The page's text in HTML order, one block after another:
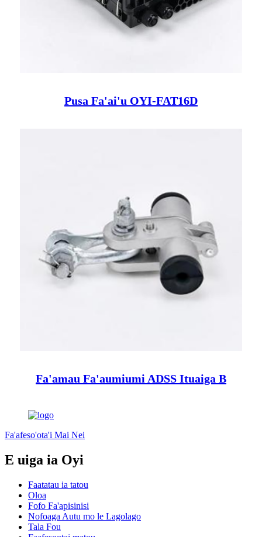
Pusa Fa'ai'u OYI-FAT16D
Fa'amau Fa'aumiumi ADSS Ituaiga B
Fa'afeso'ota'i Mai Nei
E uiga ia Oyi
Faatatau ia tatou
Oloa
Fofo Fa'apisinisi
Nofoaga Autu mo le Lagolago
Tala Fou